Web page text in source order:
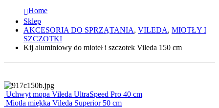
Home
Sklep
AKCESORIA DO SPRZĄTANIA, VILEDA, MIOTŁY I
SZCZOTKI
Kij aluminiowy do mioteł i szczotek Vileda 150 cm
Uchwyt mopa Vileda UltraSpeed Pro 40 cm
Miotła miękka Vileda Superior 50 cm